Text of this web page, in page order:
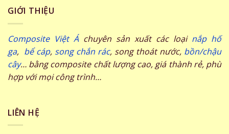
GIỚI THIỆU
Composite Việt Á chuyên sản xuất các loại nắp hố
ga, bể cáp, song chắn rác, song thoát nước, bồn/chậu
cây… bằng composite chất lượng cao, giá thành rẻ, phù
hợp với mọi công trình…
LIÊN HỆ